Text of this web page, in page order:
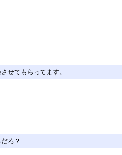
せてもらってます。
ろ？